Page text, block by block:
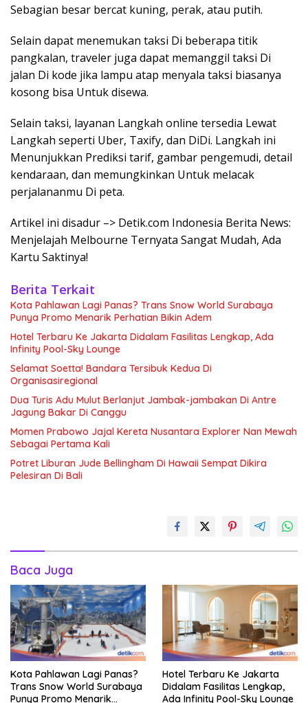
Sebagian besar bercat kuning, perak, atau putih.
Selain dapat menemukan taksi Di beberapa titik
pangkalan, traveler juga dapat memanggil taksi Di
jalan Di kode jika lampu atap menyala taksi biasanya
kosong bisa Untuk disewa.
Selain taksi, layanan Langkah online tersedia Lewat
Langkah seperti Uber, Taxify, dan DiDi. Langkah ini
Menunjukkan Prediksi tarif, gambar pengemudi, detail
kendaraan, dan memungkinkan Untuk melacak
perjalananmu Di peta.
Artikel ini disadur –> Detik.com Indonesia Berita News:
Menjelajah Melbourne Ternyata Sangat Mudah, Ada
Kartu Saktinya!
Berita Terkait
Kota Pahlawan Lagi Panas? Trans Snow World Surabaya
Punya Promo Menarik Perhatian Bikin Adem
Hotel Terbaru Ke Jakarta Didalam Fasilitas Lengkap, Ada
Infinity Pool-Sky Lounge
Selamat Soetta! Bandara Tersibuk Kedua Di
Organisasiregional
Dua Turis Adu Mulut Berlanjut Jambak-jambakan Di Antre
Jagung Bakar Di Canggu
Momen Prabowo Jajal Kereta Nusantara Explorer Nan Mewah
Sebagai Pertama Kali
Potret Liburan Jude Bellingham Di Hawaii Sempat Dikira
Pelesiran Di Bali
Baca Juga
Kota Pahlawan Lagi Panas?
Trans Snow World Surabaya
Punya Promo Menarik
Hotel Terbaru Ke Jakarta
Didalam Fasilitas Lengkap,
Ada Infinity Pool-Sky Lounge